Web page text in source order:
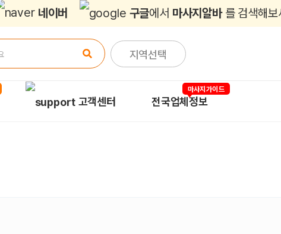
네이버 구글에서 마사지알바 를 검색해보
지역선택
고객센터 전국업체정보
마사지가이드